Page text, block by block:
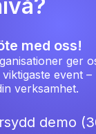
med oss!
ger
event –
verksamhet.
demo